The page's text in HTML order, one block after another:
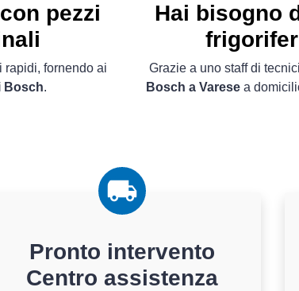
pezzi
rapidi, fornendo ai
Bosch.
Hai bisogno
Grazie a uno staff di
Bosch a Varese a
Pronto intervento
Centro assistenza